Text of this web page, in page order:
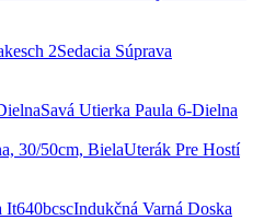
Sedacia Súprava
Savá Utierka Paula 6-Dielna
Uterák Pre Hostí
Indukčná Varná Doska